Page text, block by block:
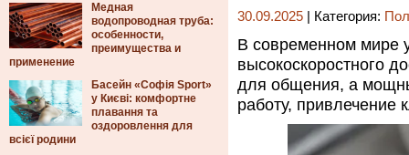
Медная
водопроводная труба:
особенности,
преимущества и
применение
Басейн «Софія Sport»
у Києві: комфортне
плавання та
оздоровлення для
всієї родини
30.09.2025 | Категория:
В современном мире
высокоскоростного
для общения, а
работу, привлечение